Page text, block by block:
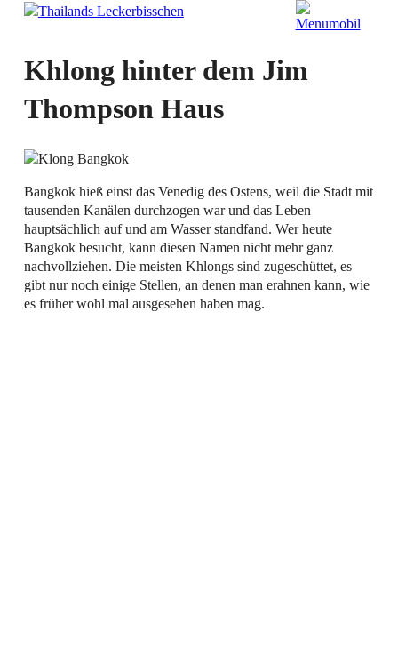
Khlong hinter dem Jim
Thompson Haus
Bangkok hieß einst das Venedig des Ostens, weil die Stadt mit
tausenden Kanälen durchzogen war und das Leben
hauptsächlich auf und am Wasser standfand. Wer heute
Bangkok besucht, kann diesen Namen nicht mehr ganz
nachvollziehen. Die meisten Khlongs sind zugeschüttet, es
gibt nur noch einige Stellen, an denen man erahnen kann, wie
es früher wohl mal ausgesehen haben mag.